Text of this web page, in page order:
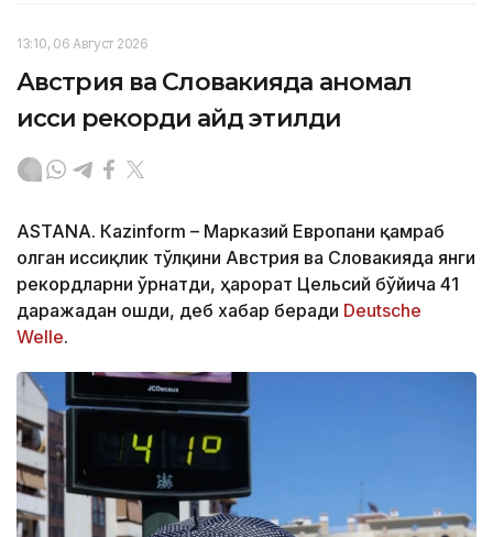
13:10, 06 Август 2026
Австрия ва Словакияда аномал
иссиқ рекорди қайд этилди
ASTANА. Кazinform – Марказий Европани қамраб
олган иссиқлик тўлқини Австрия ва Словакияда янги
рекордларни ўрнатди, ҳарорат Цельсий бўйича 41
даражадан ошди, деб хабар беради Deutsche
Welle.